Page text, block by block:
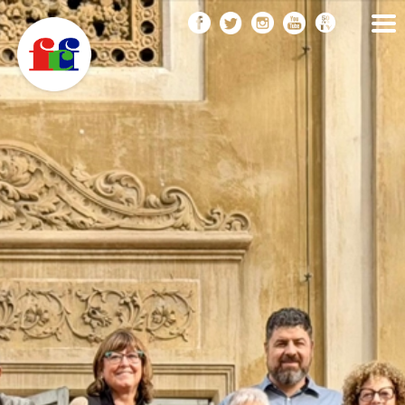
Vés
al
contingut
FEDERACIÓ CATALANA
DE FOTOGRAFIA
F
C
F